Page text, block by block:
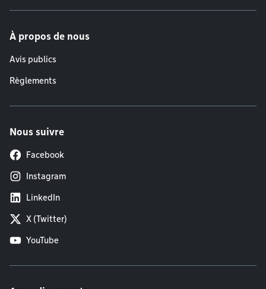
À propos de nous
Avis publics
Règlements
Nous suivre
Facebook
Instagram
LinkedIn
X (Twitter)
YouTube